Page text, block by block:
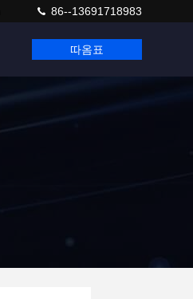
86--13691718983
따옴표